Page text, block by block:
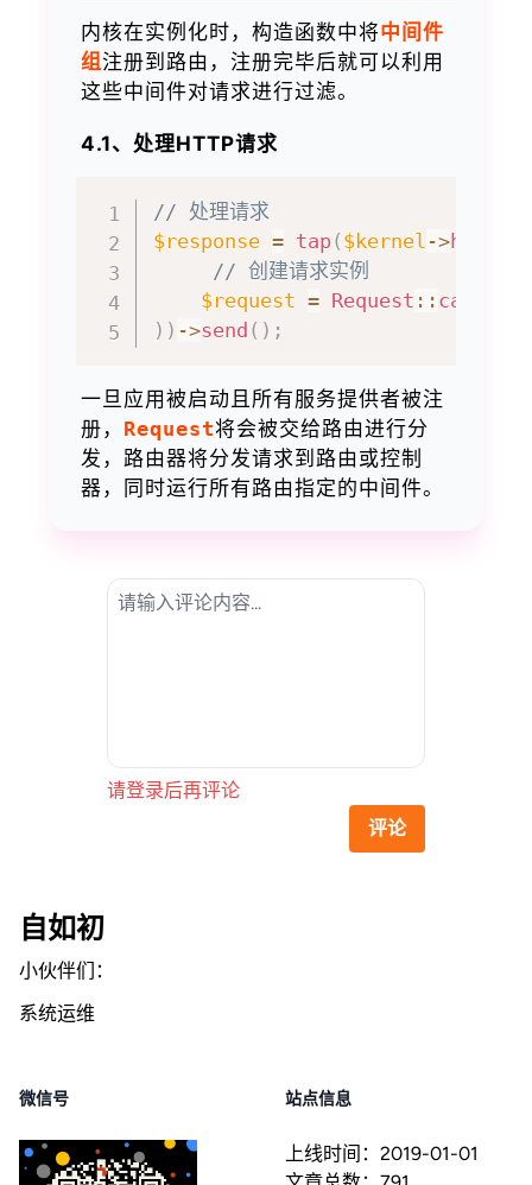
内核在实例化时，构造函数中将中间件
组注册到路由，注册完毕后就可以利用
这些中间件对请求进行过滤。
4.1、处理HTTP请求
// 处理请求
$response = tap( $kernel ->handle
// 创建请求实例
$request = Request :: capture
) ) ->send ( ) ;
一旦应用被启动且所有服务提供者被注
册， Request将会被交给路由进行分
发，路由器将分发请求到路由或控制
器，同时运行所有路由指定的中间件。
请登录后再评论
评论
自如初
小伙伴们：
系统运维
微信号 站点信息
上线时间： 2019-01-01